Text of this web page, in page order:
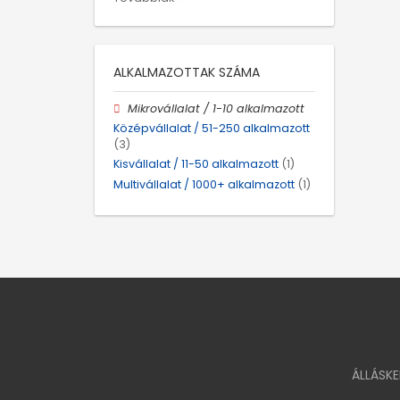
ALKALMAZOTTAK SZÁMA
Mikrovállalat / 1-10 alkalmazott
Középvállalat / 51-250 alkalmazott
(3)
Kisvállalat / 11-50 alkalmazott (1)
Multivállalat / 1000+ alkalmazott (1)